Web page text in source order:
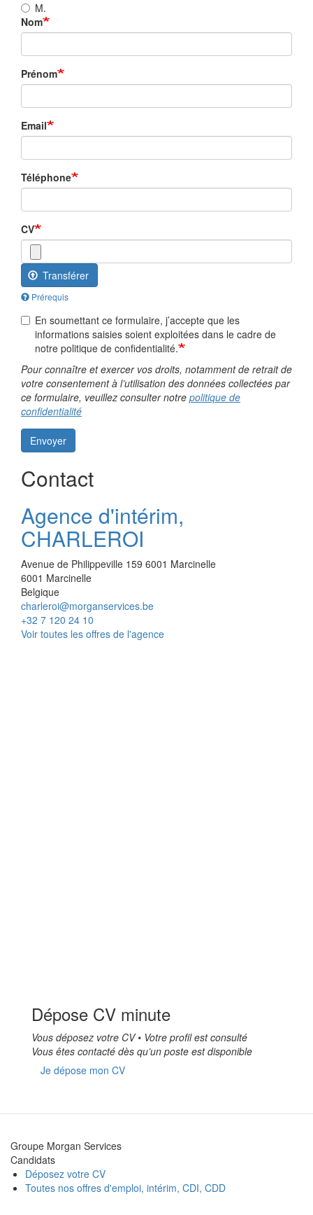
M.
Nom
Prénom
Email
Téléphone
CV
Transférer
Prérequis
En soumettant ce formulaire, j’accepte que les
informations saisies soient exploitées dans le cadre de
notre politique de confidentialité.
Pour connaître et exercer vos droits, notamment de retrait de
votre consentement à l’utilisation des données collectées par
ce formulaire, veuillez consulter notre politique de
confidentialité
Envoyer
Contact
Agence d'intérim,
CHARLEROI
Avenue de Philippeville 159 6001 Marcinelle
6001 Marcinelle
Belgique
charleroi@morganservices.be
+32 7 120 24 10
Voir toutes les offres de l'agence
Dépose CV minute
Vous déposez votre CV • Votre profil est consulté
Vous êtes contacté dès qu’un poste est disponible
Je dépose mon CV
Groupe Morgan Services
Candidats
Déposez votre CV
Toutes nos offres d'emploi, intérim, CDI, CDD